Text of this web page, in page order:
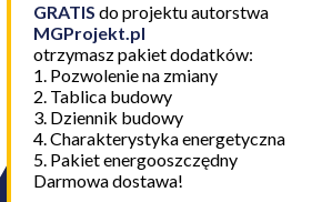
GRATIS do projektu autorstwa
MGProjekt.pl
otrzymasz pakiet dodatków:
1. Pozwolenie na zmiany
2. Tablica budowy
3. Dziennik budowy
4. Charakterystyka energetyczna
5. Pakiet energooszczędny
Darmowa dostawa!